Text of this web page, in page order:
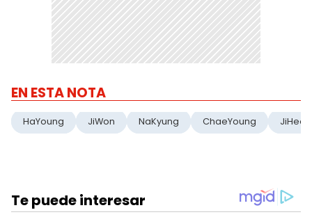
EN ESTA NOTA
HaYoung JiWon NaKyung ChaeYoung JiHeon